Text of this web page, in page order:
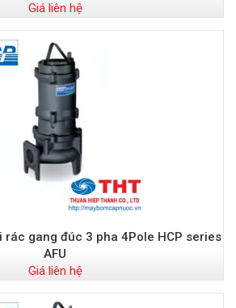
Giá liên hệ
rác gang đúc 3 pha 4Pole HCP series
AFU
Giá liên hệ